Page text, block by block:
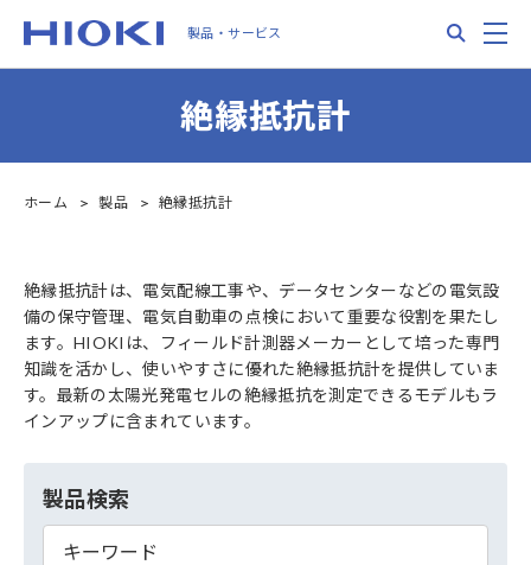
main
製品・サービス
絶縁抵抗計
ホーム 製品 絶縁抵抗計
絶縁抵抗計は、電気配線工事や、データセンターなどの電気設
備の保守管理、電気自動車の点検において重要な役割を果たし
ます。HIOKIは、フィールド計測器メーカーとして培った専門
知識を活かし、使いやすさに優れた絶縁抵抗計を提供していま
す。最新の太陽光発電セルの絶縁抵抗を測定できるモデルもラ
インアップに含まれています。
製品検索